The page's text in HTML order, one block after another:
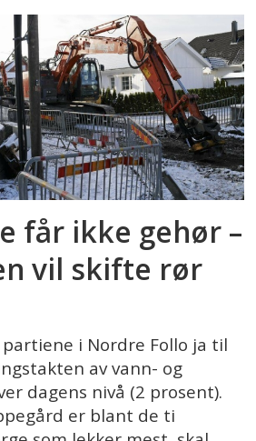
får ikke gehør –
vil skifte rør
partiene i Nordre Follo ja til
av vann- og
dagens nivå (2 prosent).
er blant de ti